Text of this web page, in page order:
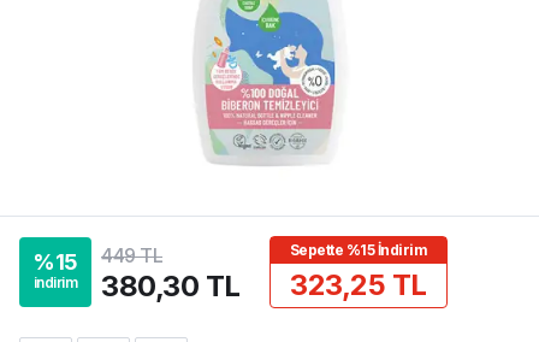
%15
indirim
449 TL
380,30 TL
Sepette %15 İndirim
323,25 TL